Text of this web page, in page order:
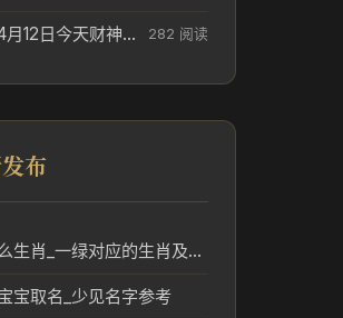
2026年04月12日今天财神在哪个吉位_财神方位参考 282 阅读
布
一绿是什么生肖_一绿对应的生肖及其文化含义分析
宝取名_少见名字参考